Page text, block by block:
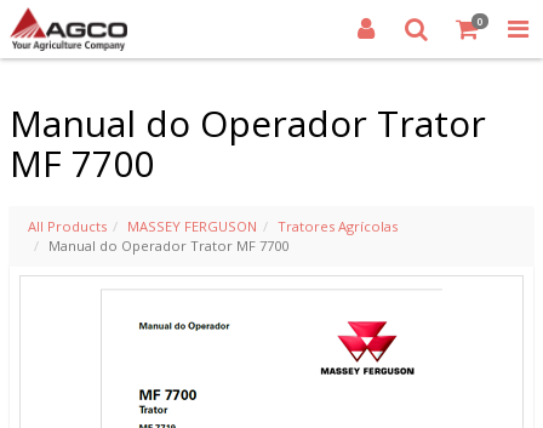
0
Manual do Operador Trator
MF 7700
All Products MASSEY FERGUSON
Tratores Agrícolas
Manual do Operador Trator MF 7700